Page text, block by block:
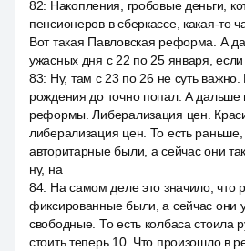
82: Накопления, гробовые деньги,
пенсионеров в сберкассе, какая-то
Вот такая Павловская реформа. А
ужасных дня с 22 по 25 января,
83: Ну, там с 23 по 26 не суть
рождения до точно попал. А дальше
реформы. Либерализация цен.
либерализация цен. То есть
авторитарные были, а сейчас они
ну, на
84: На самом деле это значило, что
фиксированные были, а сейчас они
свободные. То есть колбаса стоила
стоить теперь 10. Что произошло в